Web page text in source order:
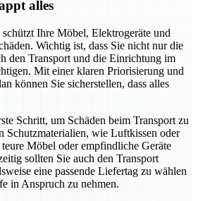
alles
Ihre Möbel, Elektrogeräte und
Wichtig ist, dass Sie nicht nur die
den Transport und die Einrichtung im
Mit einer klaren Priorisierung und
können Sie sicherstellen, dass alles
Schritt, um Schäden beim Transport zu
Schutzmaterialien, wie Luftkissen oder
Möbel oder empfindliche Geräte
sollten Sie auch den Transport
eine passende Liefertag zu wählen
in Anspruch zu nehmen.